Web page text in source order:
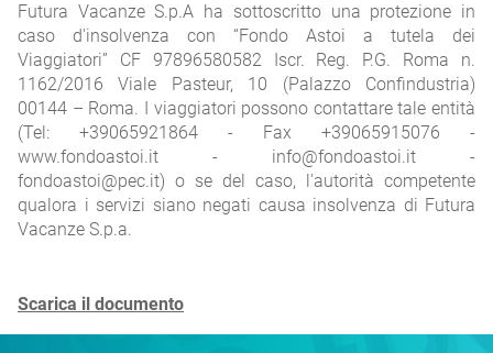
Futura Vacanze S.p.A ha sottoscritto una protezione in
caso d'insolvenza con “Fondo Astoi a tutela dei
Viaggiatori” CF 97896580582 Iscr. Reg. P.G. Roma n.
1162/2016 Viale Pasteur, 10 (Palazzo Confindustria)
00144 – Roma. I viaggiatori possono contattare tale entità
(Tel: +39065921864 - Fax +39065915076 -
www.fondoastoi.it - info@fondoastoi.it -
fondoastoi@pec.it) o se del caso, l'autorità competente
qualora i servizi siano negati causa insolvenza di Futura
Vacanze S.p.a.
Scarica il documento